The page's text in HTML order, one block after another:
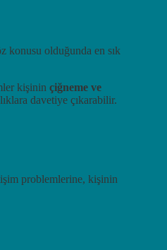
konusu olduğunda en sık
kişinin çiğneme ve
davetiye çıkarabilir.
problemlerine, kişinin